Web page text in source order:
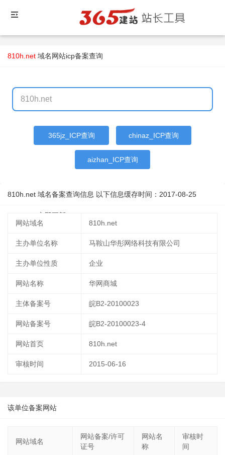
810h.net 域名网站icp备案查询
365jz_ICP查询 chinaz_ICP查询
aizhan_ICP查询
810h.net 域名备案查询信息 以下信息缓存时间： 2017-08-25
立即更新
网站域名
810h.net
主办单位名称 马鞍山华彤网络科技有限公司
主办单位性质 企业
网站名称 华网商城
主体备案号 皖B2-20100023
网站备案号 皖B2-20100023-4
网站首页 810h.net
审核时间 2015-06-16
该单位备案网站
网站域名
网站备案/许可
证号
网站名
称
审核时
间